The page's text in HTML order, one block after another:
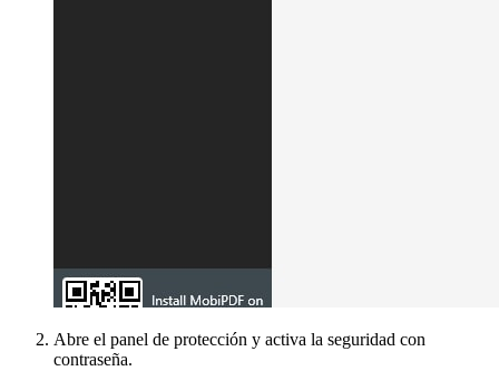
Abre el panel de protección y activa la seguridad con
contraseña.